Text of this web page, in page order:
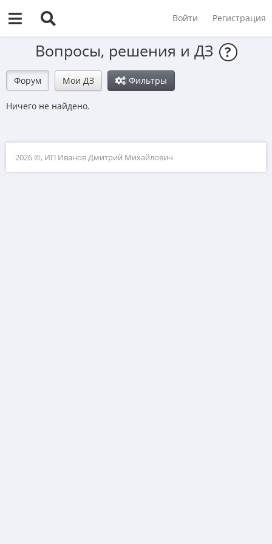
Войти Регистрация
Вопросы, решения и ДЗ ?
Форум Мои ДЗ Фильтры
Ничего не найдено.
2026 ©, ИП Иванов Дмитрий Михайлович